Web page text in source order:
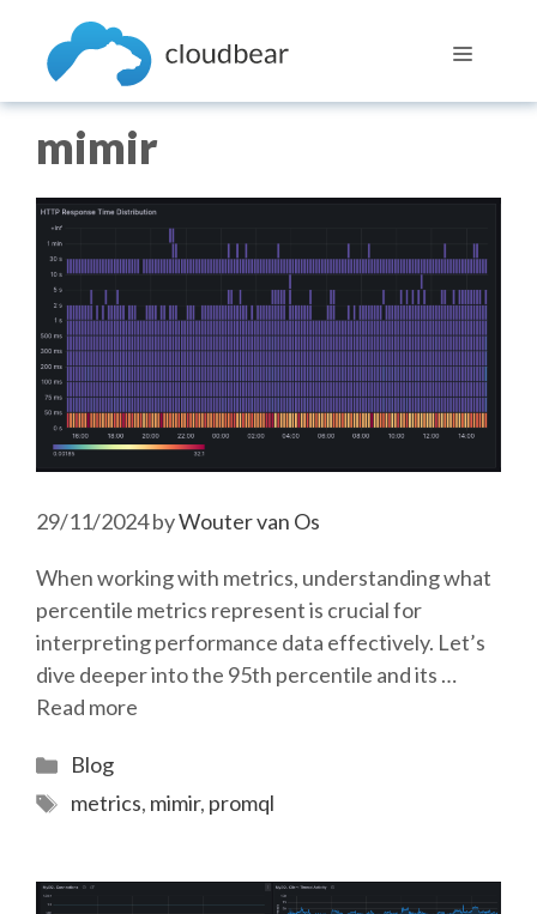
content
Menu
mimir
29/11/2024byWouter van Os
When working with metrics, understanding what
percentile metrics represent is crucial for
interpreting performance data effectively. Let’s
dive deeper into the 95th percentile and its …
Read more
Categories
Blog
Tags
metrics, mimir, promql